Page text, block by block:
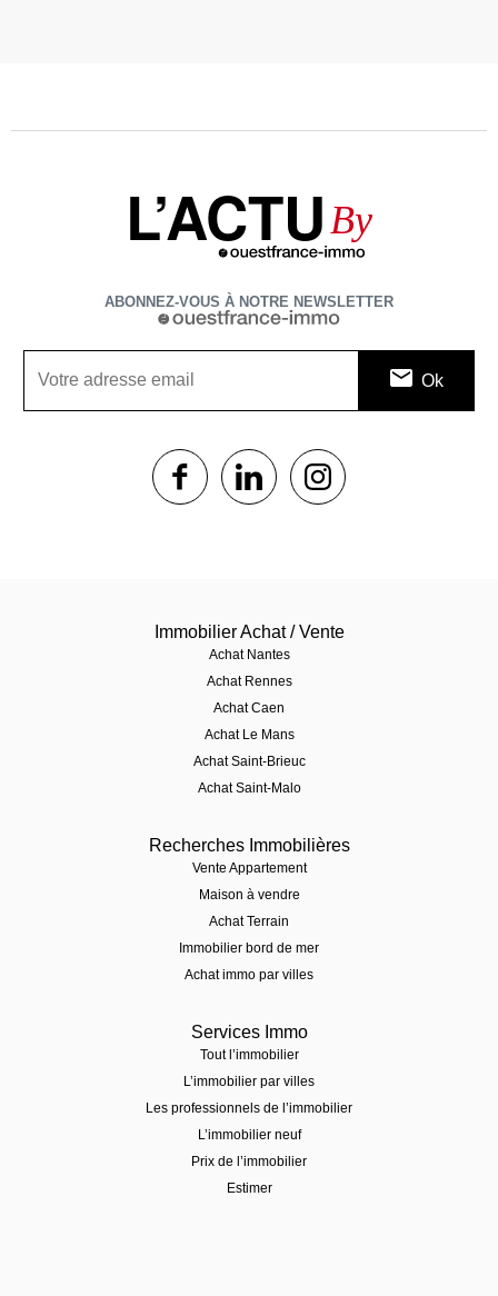
L’ACTU By
ABONNEZ-VOUS À NOTRE NEWSLETTER
1$s 1$s
Immobilier Achat / Vente
Achat Nantes
Achat Rennes
Achat Caen
Achat Le Mans
Achat Saint-Brieuc
Achat Saint-Malo
Recherches Immobilières
Vente Appartement
Maison à vendre
Achat Terrain
Immobilier bord de mer
Achat immo par villes
Services Immo
Tout l’immobilier
L’immobilier par villes
Les professionnels de l’immobilier
L’immobilier neuf
Prix de l’immobilier
Estimer